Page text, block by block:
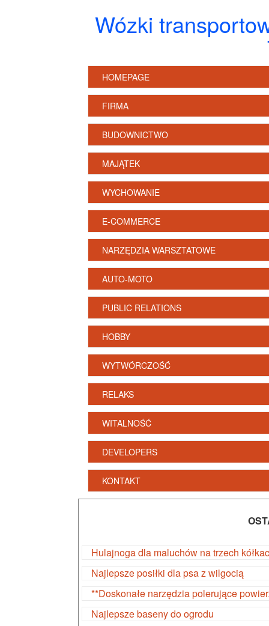
Wózki
HOMEPAGE
FIRMA
BUDOWNICTWO
MAJĄTEK
WYCHOWANIE
E-COMMERCE
NARZĘDZIA WARSZTATOWE
AUTO-MOTO
PUBLIC RELATIONS
HOBBY
WYTWÓRCZOŚĆ
RELAKS
WITALNOŚĆ
DEVELOPERS
KONTAKT
Hulajnoga dla maluchów na trzech
Najlepsze posiłki dla psa z wilgocią
**Doskonałe narzędzia polerujące
Najlepsze baseny do ogrodu